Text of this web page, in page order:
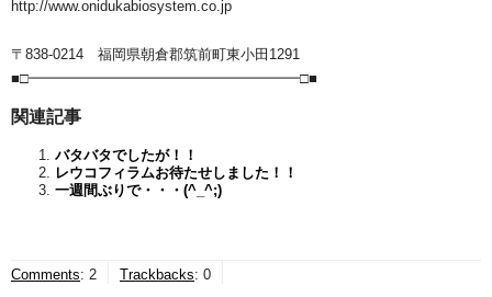
http://www.onidukabiosystem.co.jp
〒838-0214 福岡県朝倉郡筑前町東小田1291
■□━━━━━━━━━━━━━━━━━━━□■
関連記事
バタバタでしたが！！
レウコフィラムお待たせしました！！
一週間ぶりで・・・(^_^;)
Comments: 2 Trackbacks: 0